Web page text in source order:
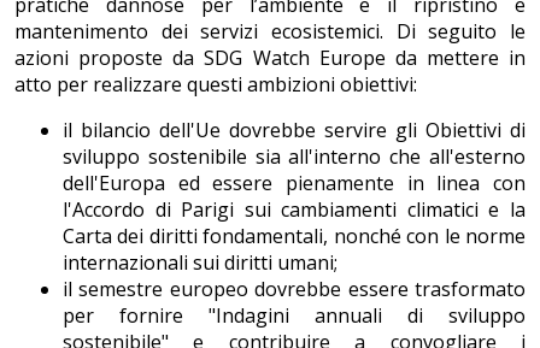
mantenimento dei servizi ecosistemici. Di seguito le
azioni proposte da SDG Watch Europe da mettere in
atto per realizzare questi ambizioni obiettivi:
il bilancio dell'Ue dovrebbe servire gli Obiettivi di
sviluppo sostenibile sia all'interno che all'esterno
dell'Europa ed essere pienamente in linea con
l'Accordo di Parigi sui cambiamenti climatici e la
Carta dei diritti fondamentali, nonché con le norme
internazionali sui diritti umani;
il semestre europeo dovrebbe essere trasformato
per fornire "Indagini annuali di sviluppo
sostenibile" e contribuire a convogliare i